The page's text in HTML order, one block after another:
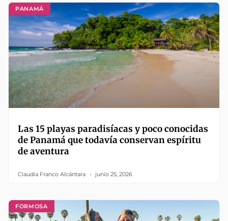
PANAMÁ
Las 15 playas paradisíacas y poco conocidas
de Panamá que todavía conservan espíritu
de aventura
Claudia Franco Alcántara junio 25, 2026
FORMOSA